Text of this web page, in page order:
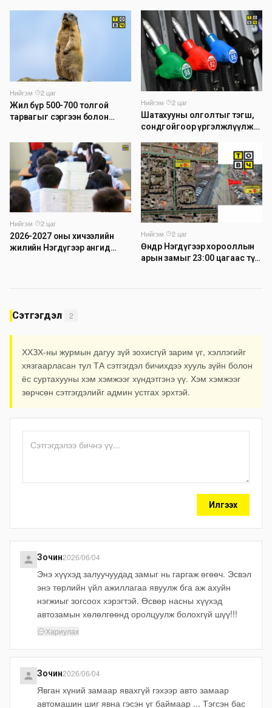
Нийгэм·
2 цаг
Жил бүр 500-700 толгой
тарвагыг сэргээн болон
Нийгэм·
2 цаг
Шатахууны олголтыг тэгш,
сондгойгоор үргэлжлүүлж
Нийгэм·
2 цаг
2026-2027 оны хичээлийн
жилийн Нэгдүгээр ангид
Нийгэм·
2 цаг
Өнөөдөр Нэгдүгээр хорооллын
арын замыг 23:00 цагаас түр
Сэтгэгдэл 2
ХХЗХ-ны журмын дагуу зүй зохисгүй зарим үг, хэллэгийг
хязгаарласан тул ТА сэтгэгдэл бичихдээ хууль зүйн болон
ёс суртахууны хэм хэмжээг хүндэтгэнэ үү. Хэм хэмжээг
зөрчсөн сэтгэгдэлийг админ устгах эрхтэй.
Илгээх
Зочин2026/06/04
Энэ хүүхэд залуучуудад замыг нь гаргаж өгөөч. Эсвэл
энэ төрлийн үйл ажиллагаа явуулж бга аж ахуйн
нэгжиыг зогсоох хэрэгтэй. Өсвөр насны хүүхэд
автозамын хөлөлгөөнд оролцуулж болохгүй шүү!!!
Хариулах
Зочин2026/06/04
Явган хүний замаар явахгүй гэхээр авто замаар
автомашин шиг явна гэсэн үг баймаар ... Тэгсэн бас